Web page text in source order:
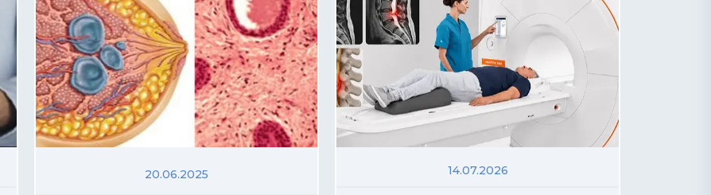
20.06.2025 14.07.2026